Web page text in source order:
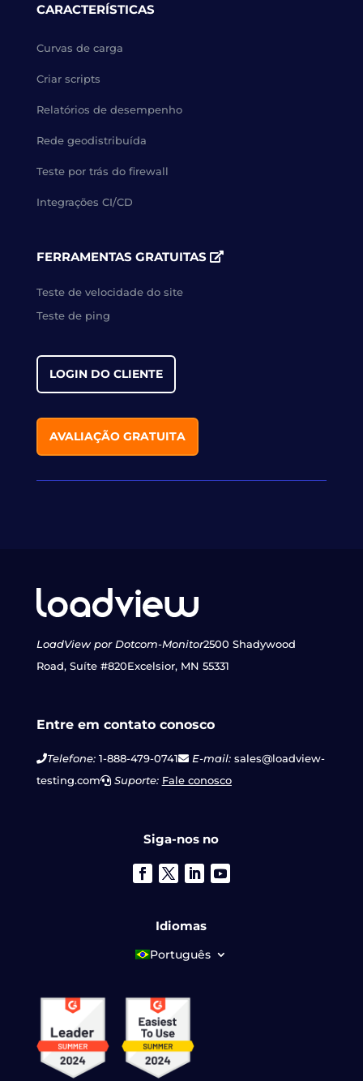
CARACTERÍSTICAS
Curvas de carga
Criar scripts
Relatórios de desempenho
Rede geodistribuída
Teste por trás do firewall
Integrações CI/CD
FERRAMENTAS GRATUITAS
Teste de velocidade do site
Teste de ping
LOGIN DO CLIENTE
AVALIAÇÃO GRATUITA
LoadView por Dotcom-Monitor2500 Shadywood
Road, Suíte #820Excelsior, MN 55331
Entre em contato conosco
Telefone:1-888-479-0741 E-mail:sales@loadview-
testing.com
Suporte: Fale conosco
Siga-nos no
Idiomas
Português